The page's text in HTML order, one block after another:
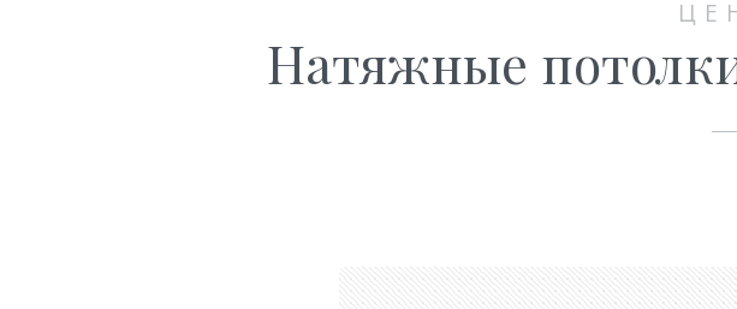
Натяжные